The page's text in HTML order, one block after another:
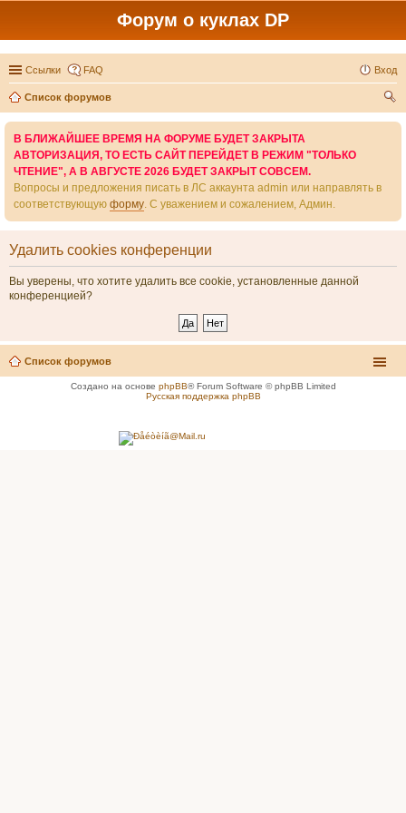
Форум о куклах DP
Ссылки FAQ Вход
Список форумов
В БЛИЖАЙШЕЕ ВРЕМЯ НА ФОРУМЕ БУДЕТ ЗАКРЫТА
АВТОРИЗАЦИЯ, ТО ЕСТЬ САЙТ ПЕРЕЙДЕТ В РЕЖИМ "ТОЛЬКО
ЧТЕНИЕ", А В АВГУСТЕ 2026 БУДЕТ ЗАКРЫТ СОВСЕМ.
Вопросы и предложения писать в ЛС аккаунта admin или направлять в
соответствующую форму. С уважением и сожалением, Админ.
Удалить cookies конференции
Вы уверены, что хотите удалить все cookie, установленные данной
конференцией?
Список форумов
Создано на основе phpBB® Forum Software © phpBB Limited
Русская поддержка phpBB